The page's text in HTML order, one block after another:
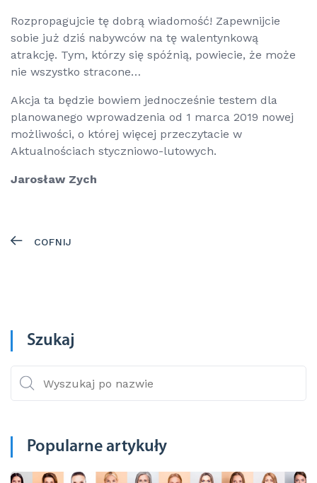
Rozpropagujcie tę dobrą wiadomość! Zapewnijcie
sobie już dziś nabywców na tę walentynkową
atrakcję. Tym, którzy się spóźnią, powiecie, że może
nie wszystko stracone…
Akcja ta będzie bowiem jednocześnie testem dla
planowanego wprowadzenia od 1 marca 2019 nowej
możliwości, o której więcej przeczytacie w
Aktualnościach styczniowo-lutowych.
Jarosław Zych
COFNIJ
Szukaj
Popularne artykuły